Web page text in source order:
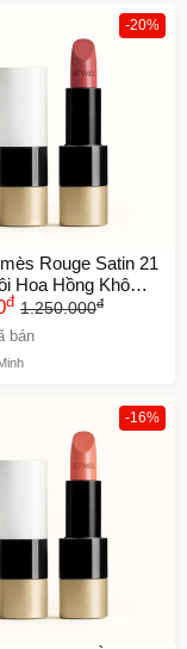
-20%
Rouge Satin 21
Hoa Hồng Khô
Chất Lượng
Nét Đẹp Quyến Rũ
đ 1.250.000đ
bán
-16%